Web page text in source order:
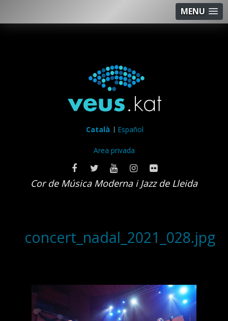
MENU
Català Español
Area privada
Cor de Música Moderna i Jazz de Lleida
concert_nadal_2021_028.jpg